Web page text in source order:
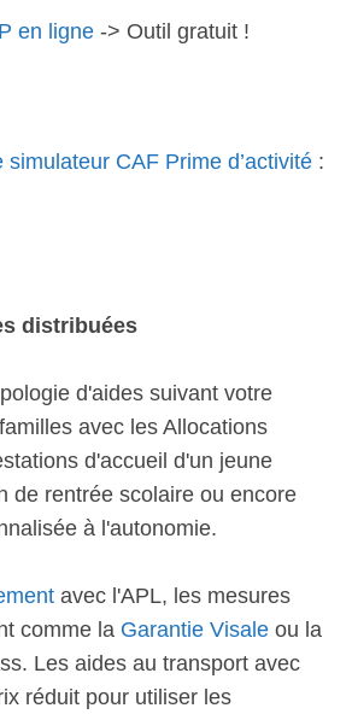
en ligne -> Outil gratuit !
CAF Prime d’activité :
distribuées
d'aides suivant votre
avec les Allocations
d'accueil d'un jeune
de rentrée scolaire ou encore
à l'autonomie.
avec l'APL, les mesures
comme la Garantie Visale ou la
Les aides au transport avec
réduit pour utiliser les